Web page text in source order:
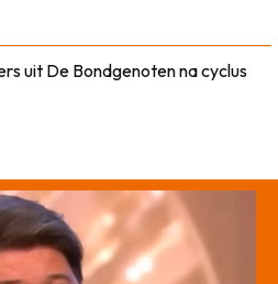
uit De Bondgenoten na cyclus